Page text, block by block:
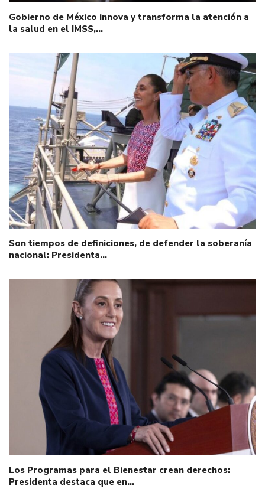
Gobierno de México innova y transforma la atención a
la salud en el IMSS,…
Son tiempos de definiciones, de defender la soberanía
nacional: Presidenta…
Los Programas para el Bienestar crean derechos:
Presidenta destaca que en…